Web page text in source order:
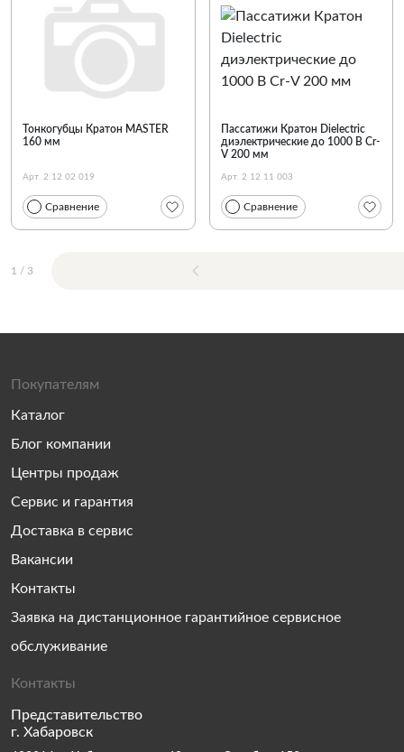
Тонкогубцы Кратон MASTER
160 мм
Арт. 2 12 02 019
Сравнение
Пассатижи Кратон Dielectric
диэлектрические до 1000 В Cr-
V 200 мм
Арт. 2 12 11 003
Сравнение
1 / 3
Покупателям
Каталог
Блог компании
Центры продаж
Сервис и гарантия
Доставка в сервис
Вакансии
Контакты
Заявка на дистанционное гарантийное сервисное
обслуживание
Контакты
Представительство
г. Хабаровск